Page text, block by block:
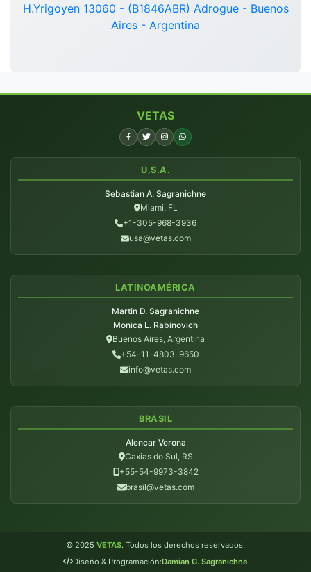
H.Yrigoyen 13060 - (B1846ABR) Adrogue - Buenos
Aires - Argentina
VETAS
U.S.A.
Sebastian A. Sagranichne
Miami, FL
+1-305-968-3936
usa@vetas.com
LATINOAMÉRICA
Martin D. Sagranichne
Monica L. Rabinovich
Buenos Aires, Argentina
+54-11-4803-9650
info@vetas.com
BRASIL
Alencar Verona
Caxias do Sul, RS
+55-54-9973-3842
brasil@vetas.com
© 2025 VETAS. Todos los derechos reservados.
Diseño & Programación:Damian G. Sagranichne